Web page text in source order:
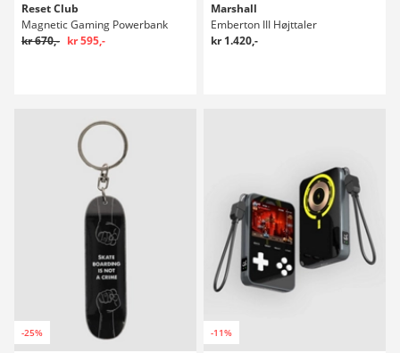
Reset Club
Magnetic Gaming Powerbank
kr 670,- kr 595,-
Marshall
Emberton III Højttaler
kr 1.420,-
-25% -11%